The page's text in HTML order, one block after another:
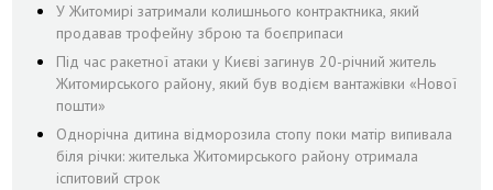
У Житомирі затримали колишнього контрактника, який
продавав трофейну зброю та боєприпаси
Під час ракетної атаки у Києві загинув 20-річний житель
Житомирського району, який був водієм вантажівки «Нової
пошти»
Однорічна дитина відморозила стопу поки матір випивала
біля річки: жителька Житомирського району отримала
іспитовий строк